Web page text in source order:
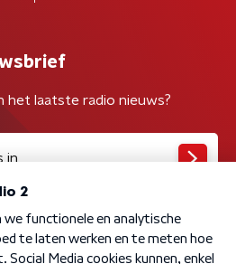
het laatste radio nieuws?